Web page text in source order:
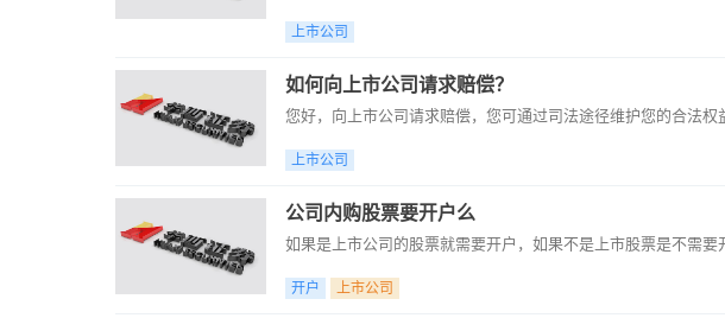
上市公司
如何向上市公司请求赔偿？
您好，向上市公司请求赔偿，您可通过司法途径维护您的合法权
上市公司
公司内购股票要开户么
如果是上市公司的股票就需要开户，如果不是上市股票是不需要
开户 上市公司